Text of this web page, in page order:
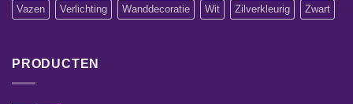
Vazen Verlichting Wanddecoratie Wit Zilverkleurig Zwart
PRODUCTEN